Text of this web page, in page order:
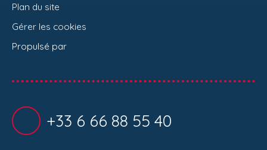
Plan du site
Gérer les cookies
Propulsé par
+33 6 66 88 55 40